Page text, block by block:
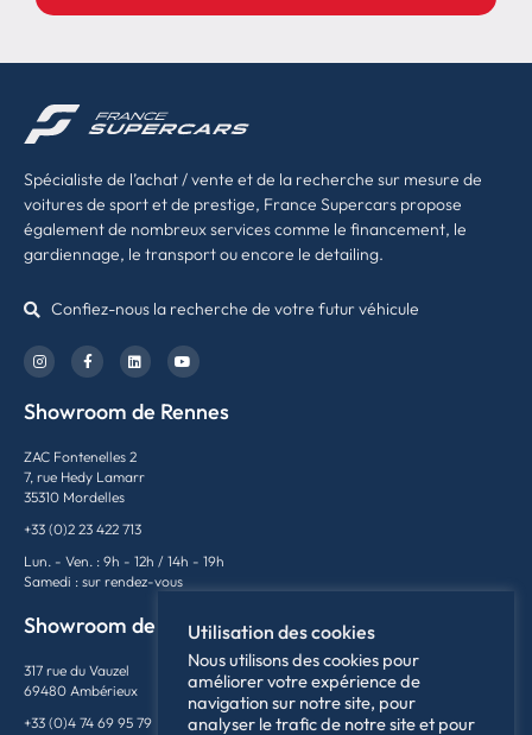
Spécialiste de l’achat / vente et de la recherche sur mesure de
voitures de sport et de prestige, France Supercars propose
également de nombreux services comme le financement, le
gardiennage, le transport ou encore le detailing.
Confiez-nous la recherche de votre futur véhicule
Showroom de Rennes
ZAC Fontenelles 2
7, rue Hedy Lamarr
35310 Mordelles
+33 (0)2 23 422 713
Lun. - Ven. : 9h - 12h / 14h - 19h
Samedi : sur rendez-vous
Showroom de Lyon
317 rue du Vauzel
69480 Ambérieux
+33 (0)4 74 69 95 79
Utilisation des cookies
Nous utilisons des cookies pour
améliorer votre expérience de
navigation sur notre site, pour
analyser le trafic de notre site et pour